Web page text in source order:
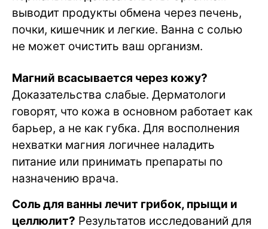
выводит продукты обмена через печень,
почки, кишечник и легкие. Ванна с солью
не может очистить ваш организм.
Магний всасывается через кожу?
Доказательства слабые. Дерматологи
говорят, что кожа в основном работает как
барьер, а не как губка. Для восполнения
нехватки магния логичнее наладить
питание или принимать препараты по
назначению врача.
Соль для ванны лечит грибок, прыщи и
целлюлит? Результатов исследований для